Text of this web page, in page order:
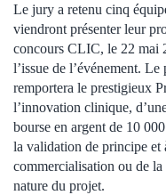
Le jury a retenu cinq
viendront présenter leur
concours CLIC, le 22 mai
l’issue de l’événement.
remportera le prestigieux
l’innovation clinique,
bourse en argent de 10
la validation de principe et
commercialisation ou de
nature du projet.